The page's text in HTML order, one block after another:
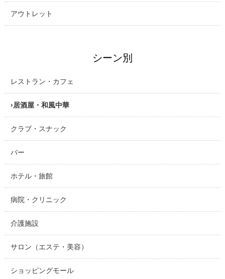
アウトレット
シーン別
レストラン・カフェ
居酒屋・和風中華
クラブ・スナック
バー
ホテル・旅館
病院・クリニック
介護施設
サロン（エステ・美容）
ショッピングモール